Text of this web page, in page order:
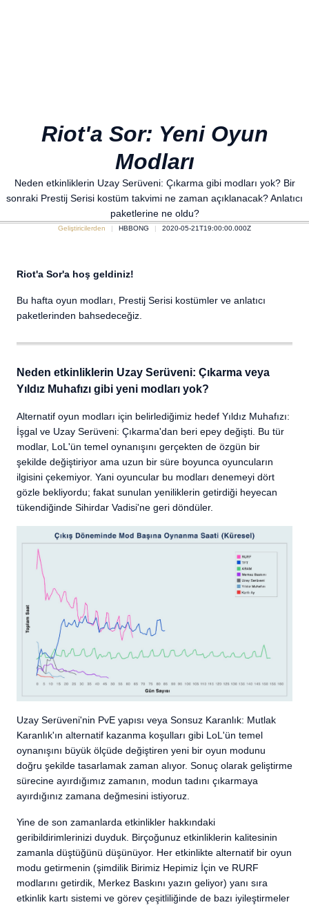
Riot'a Sor: Yeni Oyun
Modları
Neden etkinliklerin Uzay Serüveni: Çıkarma gibi modları yok? Bir
sonraki Prestij Serisi kostüm takvimi ne zaman açıklanacak? Anlatıcı
paketlerine ne oldu?
Geliştiricilerden HBBONG 2020-05-21T19:00:00.000Z
Riot'a Sor'a hoş geldiniz!
Bu hafta oyun modları, Prestij Serisi kostümler ve anlatıcı
paketlerinden bahsedeceğiz.
Neden etkinliklerin Uzay Serüveni: Çıkarma veya
Yıldız Muhafızı gibi yeni modları yok?
Alternatif oyun modları için belirlediğimiz hedef Yıldız Muhafızı:
İşgal ve Uzay Serüveni: Çıkarma'dan beri epey değişti. Bu tür
modlar, LoL'ün temel oynanışını gerçekten de özgün bir
şekilde değiştiriyor ama uzun bir süre boyunca oyuncuların
ilgisini çekemiyor. Yani oyuncular bu modları denemeyi dört
gözle bekliyordu; fakat sunulan yeniliklerin getirdiği heyecan
tükendiğinde Sihirdar Vadisi'ne geri döndüler.
Uzay Serüveni'nin PvE yapısı veya Sonsuz Karanlık: Mutlak
Karanlık'ın alternatif kazanma koşulları gibi LoL'ün temel
oynanışını büyük ölçüde değiştiren yeni bir oyun modunu
doğru şekilde tasarlamak zaman alıyor. Sonuç olarak geliştirme
sürecine ayırdığımız zamanın, modun tadını çıkarmaya
ayırdığınız zamana değmesini istiyoruz.
Yine de son zamanlarda etkinlikler hakkındaki
geribildirimlerinizi duyduk. Birçoğunuz etkinliklerin kalitesinin
zamanla düştüğünü düşünüyor. Her etkinlikte alternatif bir oyun
modu getirmenin (şimdilik Birimiz Hepimiz İçin ve RURF
modlarını getirdik, Merkez Baskını yazın geliyor) yanı sıra
etkinlik kartı sistemi ve görev çeşitliliğinde de bazı iyileştirmeler